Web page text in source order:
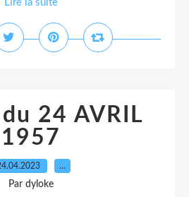
Lire la suite
24 AVRIL
1957
…
Par dyloke